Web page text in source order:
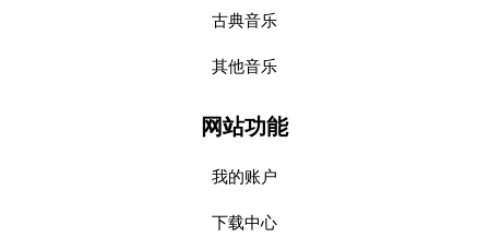
古典音乐
其他音乐
网站功能
我的账户
下载中心